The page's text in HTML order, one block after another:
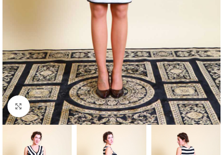
Klick zum Vergrößern